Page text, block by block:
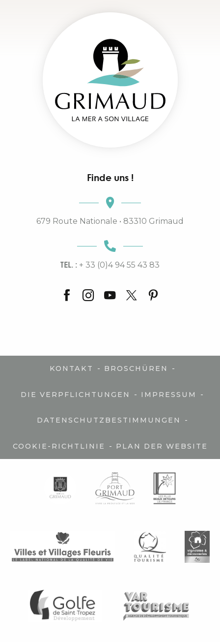
Finde uns !
679 Route Nationale • 83310 Grimaud
TEL. : + 33 (0)4 94 55 43 83
KONTAKT - BROSCHÜREN -
DIE VERPFLICHTUNGEN - IMPRESSUM -
DATENSCHUTZBESTIMMUNGEN -
COOKIE-RICHTLINIE - PLAN DER WEBSITE